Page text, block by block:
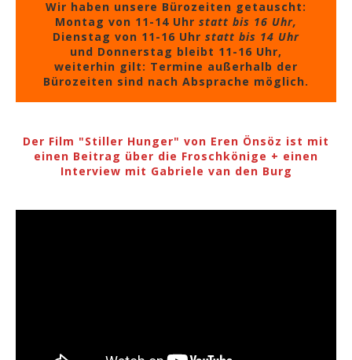
Wir haben unsere Bürozeiten getauscht:
Montag von 11-14 Uhr statt bis 16 Uhr,
Dienstag von 11-16 Uhr statt bis 14 Uhr
und Donnerstag bleibt 11-16 Uhr,
weiterhin gilt: Termine außerhalb der
Bürozeiten sind nach Absprache möglich.
Der Film "Stiller Hunger" von Eren Önsöz ist mit
einen Beitrag über die Froschkönige + einen
Interview mit Gabriele van den Burg